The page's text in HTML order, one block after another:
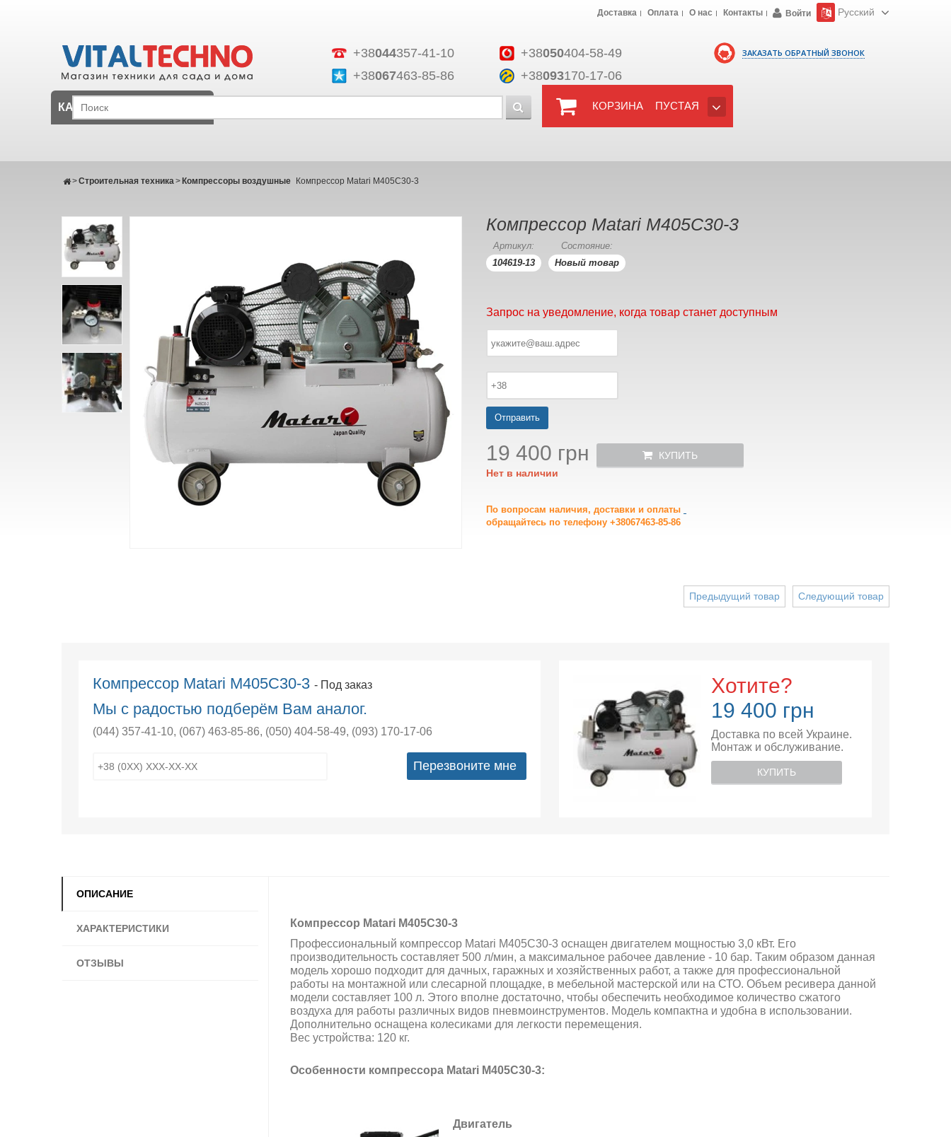
ЗАКАЗАТЬ ОБРАТНЫЙ ЗВОНОК
+38044357-41-10 +38050404-58-49
+38067463-85-86 +38093170-17-06
Доставка Оплата О нас Контакты Войти Русский
КОРЗИНА ПУСТАЯ
КАТАЛОГ
Строительная техника
> Компрессоры воздушные
> Компрессор Matari M405C30-3
Компрессор Matari M405C30-3
Артикул:
104619-13
Состояние:
Новый товар
Запрос на уведомление, когда товар станет доступным
Отправить
19 400 грн
Нет в наличии
КУПИТЬ
По вопросам наличия, доставки и оплаты
обращайтесь по телефону +38067463-85-86
Следующий товар
Предыдущий товар
Компрессор Matari M405C30-3- Под заказ
Мы с радостью подберём Вам аналог.
(044) 357-41-10, (067) 463-85-86, (050) 404-58-49, (093) 170-17-06
Перезвоните мне
Хотите?
19 400 грн
Доставка по всей Украине.
Монтаж и обслуживание.
КУПИТЬ
ОПИСАНИЕ
ХАРАКТЕРИСТИКИ
ОТЗЫВЫ
Компрессор Matari M405C30-3
Профессиональный компрессор Matari M405C30-3 оснащен двигателем мощностью 3,0 кВт. Его
производительность составляет 500 л/мин, а максимальное рабочее давление - 10 бар. Таким образом данная
модель хорошо подходит для дачных, гаражных и хозяйственных работ, а также для профессиональной
работы на монтажной или слесарной площадке, в мебельной мастерской или на СТО. Объем ресивера данной
модели составляет 100 л. Этого вполне достаточно, чтобы обеспечить необходимое количество сжатого
воздуха для работы различных видов пневмоинструментов. Модель компактна и удобна в использовании.
Дополнительно оснащена колесиками для легкости перемещения.
Вес устройства: 120 кг.
Особенности компрессора Matari M405C30-3:
Двигатель